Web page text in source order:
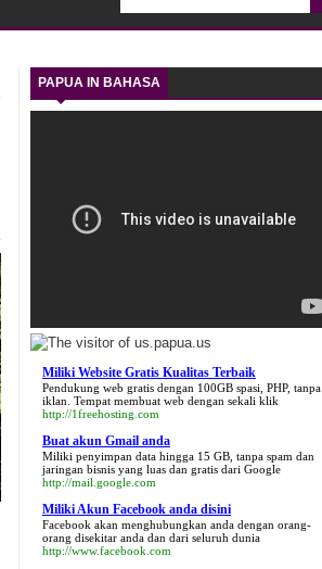
PAPUA IN BAHASA
Miliki Website Gratis Kualitas Terbaik
Pendukung web gratis dengan 100GB spasi, PHP, tanpa
iklan. Tempat membuat web dengan sekali klik
http://1freehosting.com
Buat akun Gmail anda
Miliki penyimpan data hingga 15 GB, tanpa spam dan
jaringan bisnis yang luas dan gratis dari Google
http://mail.google.com
Miliki Akun Facebook anda disini
Facebook akan menghubungkan anda dengan orang-
orang disekitar anda dan dari seluruh dunia
http://www.facebook.com